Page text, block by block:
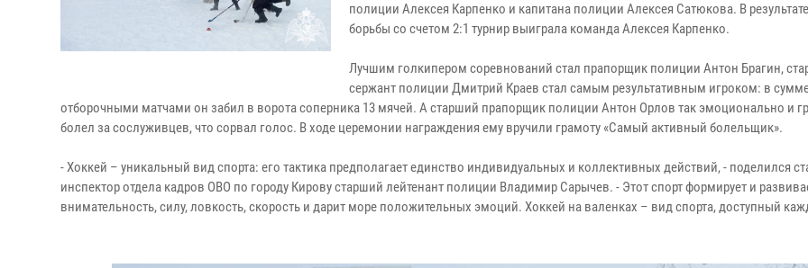
полиции Алексея Карпенко и капитана полиции Алексея Сатюкова. В
борьбы со счетом 2:1 турнир выиграла команда Алексея Карпенко.
Лучшим голкипером соревнований стал прапорщик полиции Антон Брагин,
сержант полиции Дмитрий Краев стал самым результативным игроком: в
отборочными матчами он забил в ворота соперника 13 мячей. А старший прапорщик полиции Антон Орлов так эмоционально и
болел за сослуживцев, что сорвал голос. В ходе церемонии награждения ему вручили грамоту «Самый активный болельщик».
- Хоккей – уникальный вид спорта: его тактика предполагает единство индивидуальных и коллективных действий, - поделился
инспектор отдела кадров ОВО по городу Кирову старший лейтенант полиции Владимир Сарычев. - Этот спорт формирует и
внимательность, силу, ловкость, скорость и дарит море положительных эмоций. Хоккей на валенках – вид спорта, доступный